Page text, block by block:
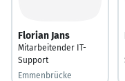
Florian Jans
Mitarbeitender IT-
Support
Emmenbrücke